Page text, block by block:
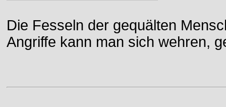
Die Fesseln der gequälten
Angriffe kann man sich wehren,